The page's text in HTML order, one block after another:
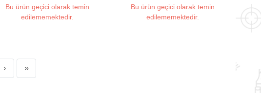
Bu ürün geçici olarak temin
edilememektedir.
Bu ürün geçici olarak temin
edilememektedir.
› »